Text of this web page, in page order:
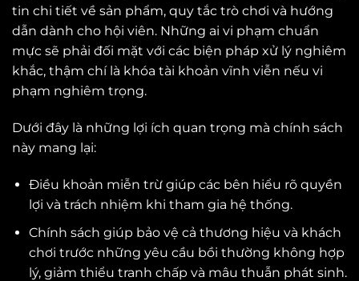
tin chi tiết về sản phẩm, quy tắc trò chơi và hướng
dẫn dành cho hội viên. Những ai vi phạm chuẩn
mực sẽ phải đối mặt với các biện pháp xử lý nghiêm
khắc, thậm chí là khóa tài khoản vĩnh viễn nếu vi
phạm nghiêm trọng.
Dưới đây là những lợi ích quan trọng mà chính sách
này mang lại:
Điều khoản miễn trừ giúp các bên hiểu rõ quyền
lợi và trách nhiệm khi tham gia hệ thống.
Chính sách giúp bảo vệ cả thương hiệu và khách
chơi trước những yêu cầu bồi thường không hợp
lý, giảm thiểu tranh chấp và mâu thuẫn phát sinh.